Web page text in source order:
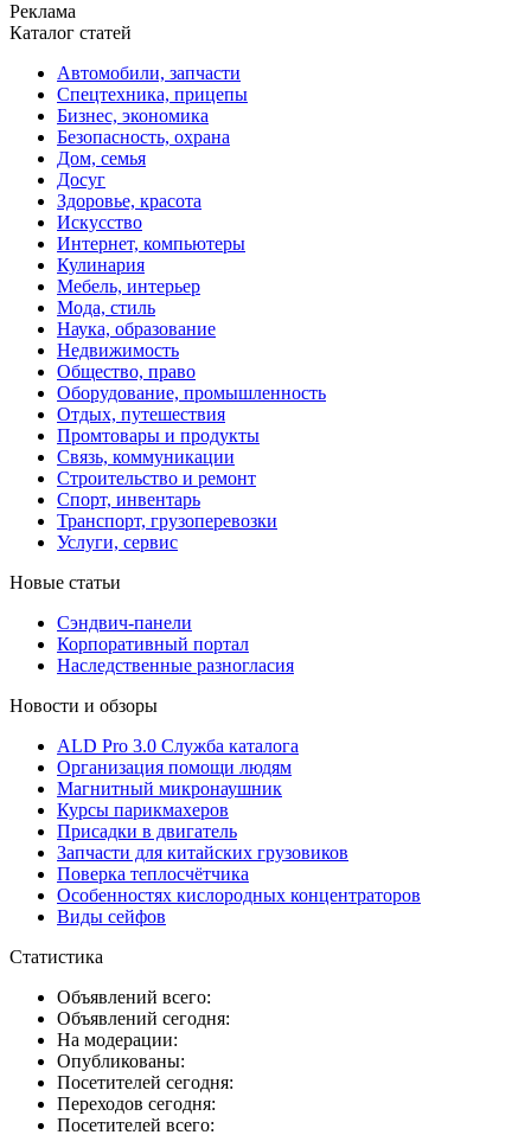
Реклама
Каталог статей
Автомобили, запчасти
Спецтехника, прицепы
Бизнес, экономика
Безопасность, охрана
Дом, семья
Досуг
Здоровье, красота
Искусство
Интернет, компьютеры
Кулинария
Мебель, интерьер
Мода, стиль
Наука, образование
Недвижимость
Общество, право
Оборудование, промышленность
Отдых, путешествия
Промтовары и продукты
Связь, коммуникации
Строительство и ремонт
Cпорт, инвентарь
Транспорт, грузоперевозки
Услуги, сервис
Новые статьи
Сэндвич-панели
Корпоративный портал
Наследственные разногласия
Новости и обзоры
ALD Pro 3.0 Служба каталога
Организация помощи людям
Магнитный микронаушник
Курсы парикмахеров
Присадки в двигатель
Запчасти для китайских грузовиков
Поверка теплосчётчика
Особенностях кислородных концентраторов
Виды сейфов
Статистика
Объявлений всего:
Объявлений сегодня:
На модерации:
Опубликованы:
Посетителей сегодня:
Переходов сегодня:
Посетителей всего: